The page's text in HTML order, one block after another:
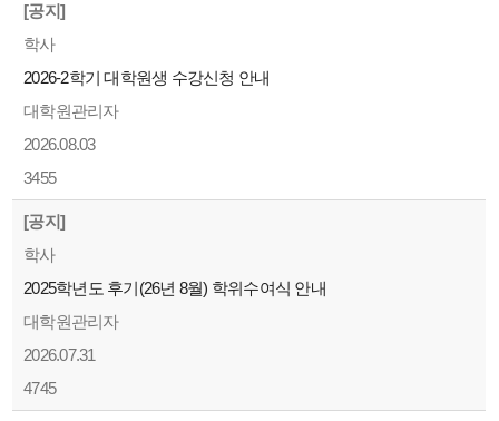
[공지]
학사
2026-2학기 대학원생 수강신청 안내
대학원관리자
2026.08.03
3455
[공지]
학사
2025학년도 후기(26년 8월) 학위수여식 안내
대학원관리자
2026.07.31
4745